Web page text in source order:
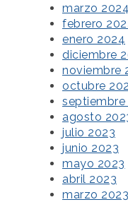
marzo 2024
febrero
enero 2024
diciembre
noviembre
octubre
septiembre
agosto
julio 2023
junio 2023
mayo 2023
abril 2023
marzo 2023